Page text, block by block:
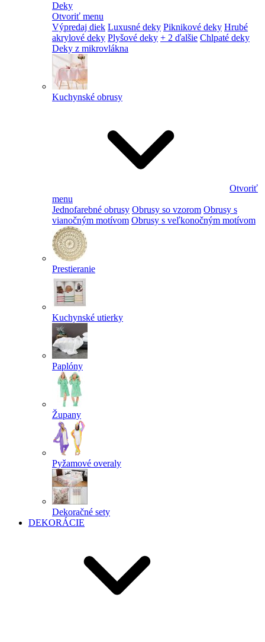
Deky
Otvoriť menu
Výpredaj diek Luxusné deky Piknikové deky Hrubé
akrylové deky Plyšové deky + 2 ďalšie Chlpaté deky
Deky z mikrovlákna
Kuchynské obrusy
Otvoriť
menu
Jednofarebné obrusy Obrusy so vzorom Obrusy s
vianočným motívom Obrusy s veľkonočným motívom
Prestieranie
Kuchynské utierky
Paplóny
Župany
Pyžamové overaly
Dekoračné sety
DEKORÁCIE